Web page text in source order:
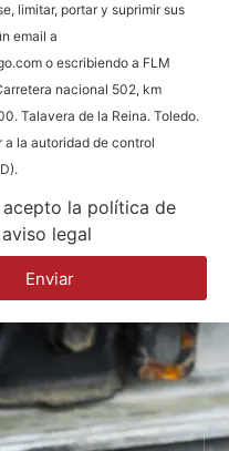
limitar, portar y suprimir sus
email a
o escribiendo a FLM
nacional 502, km
Talavera de la Reina. Toledo.
a la autoridad de control
la política de
legal
Enviar